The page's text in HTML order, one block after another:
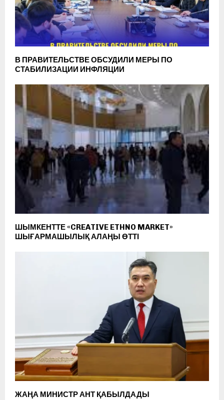
В ПРАВИТЕЛЬСТВЕ ОБСУДИЛИ МЕРЫ ПО
СТАБИЛИЗАЦИИ ИНФЛЯЦИИ
ШЫМКЕНТТЕ «CREATIVE ETHNO MARKET»
ШЫҒАРМАШЫЛЫҚ АЛАҢЫ ӨТТІ
ЖАҢА МИНИСТР АНТ ҚАБЫЛДАДЫ